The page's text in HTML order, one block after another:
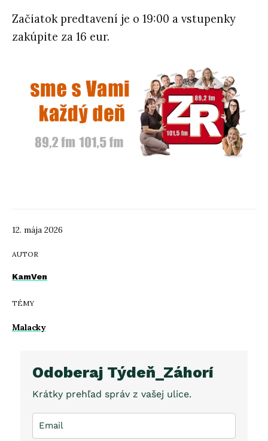
12. mája 2026
AUTOR
KamVen
TÉMY
Malacky
Začiatok predtavení je o 19:00 a vstupenky
zakúpite za 16 eur.
Odoberaj Týdeň_Záhorí
Krátky prehľad správ z vašej ulice.